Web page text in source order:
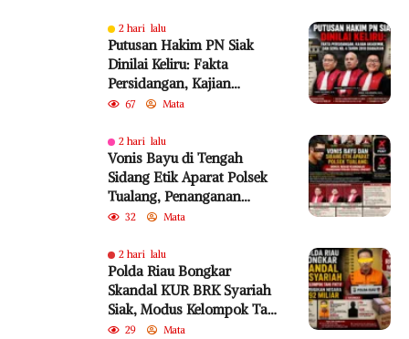
2 hari lalu
Putusan Hakim PN Siak
Dinilai Keliru: Fakta
Persidangan, Kajian
Akademik, dan SEMA No. 4
67 Mata
2 hari lalu
Vonis Bayu di Tengah
Sidang Etik Aparat Polsek
Tualang, Penanganan
Perkara Kembali Jadi
32 Mata
2 hari lalu
Polda Riau Bongkar
Skandal KUR BRK Syariah
Siak, Modus Kelompok Tani
Fiktif Diduga Rugikan
29 Mata